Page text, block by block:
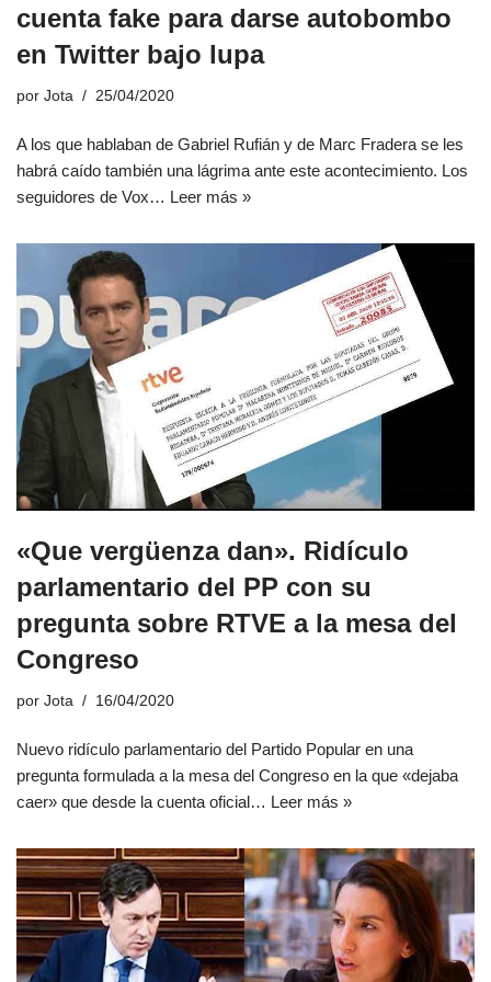
cuenta fake para darse autobombo
en Twitter bajo lupa
por Jota 25/04/2020
A los que hablaban de Gabriel Rufián y de Marc Fradera se les
habrá caído también una lágrima ante este acontecimiento. Los
seguidores de Vox… Leer más »
«Que vergüenza dan». Ridículo
parlamentario del PP con su
pregunta sobre RTVE a la mesa del
Congreso
por Jota 16/04/2020
Nuevo ridículo parlamentario del Partido Popular en una
pregunta formulada a la mesa del Congreso en la que «dejaba
caer» que desde la cuenta oficial… Leer más »